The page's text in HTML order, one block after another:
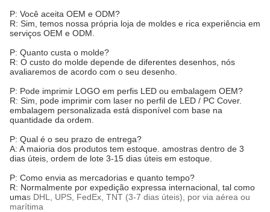
P: Você aceita OEM e ODM?
R: Sim, temos nossa própria loja de moldes e rica experiência em
serviços OEM e ODM.
P: Quanto custa o molde?
R: O custo do molde depende de diferentes desenhos, nós
avaliaremos de acordo com o seu desenho.
P: Pode imprimir LOGO em perfis LED ou embalagem OEM?
R: Sim, pode imprimir com laser no perfil de LED / PC Cover.
embalagem personalizada está disponível com base na
quantidade da ordem.
P: Qual é o seu prazo de entrega?
A: A maioria dos produtos tem estoque. amostras dentro de 3
dias úteis, ordem de lote 3-15 dias úteis em estoque.
P: Como envia as mercadorias e quanto tempo?
R: Normalmente por expedição expressa internacional, tal como
umas DHL, UPS, FedEx, TNT (3-7 dias úteis), por via aérea ou
marítima